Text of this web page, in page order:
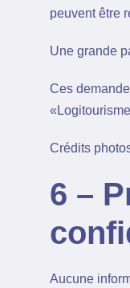
peuvent être
Une grande
Ces
Crédits
6 –
Aucune